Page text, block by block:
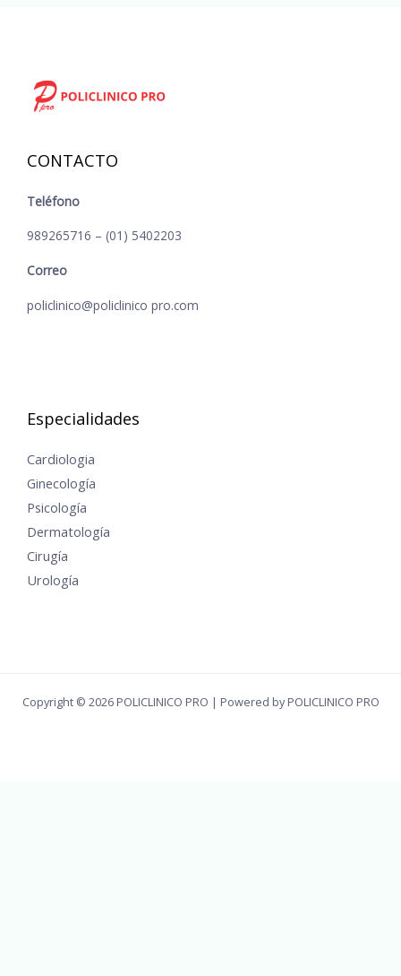
CONTACTO
Teléfono
989265716 – (01) 5402203
Correo
policlinico@policlinico pro.com
Especialidades
Cardiologia
Ginecología
Psicología
Dermatología
Cirugía
Urología
Copyright © 2026 POLICLINICO PRO | Powered by POLICLINICO PRO